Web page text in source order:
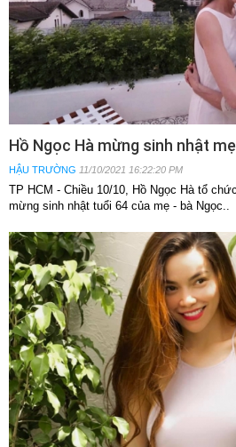
Hồ Ngọc Hà mừng sinh nhật mẹ
HẬU TRƯỜNG 11/10/2021 16:22:20 PM
TP HCM - Chiều 10/10, Hồ Ngọc Hà tổ
mừng sinh nhật tuổi 64 của mẹ - bà Ngọc..